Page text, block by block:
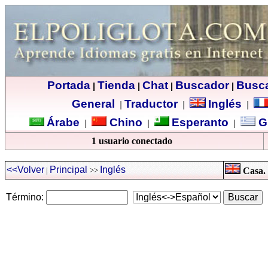
Portada| Tienda| Chat| Buscador|
General
Traductor| Inglés
Árabe Chino Esperanto
1 usuario conectado
<<Volver | Principal >> Inglés
Término: